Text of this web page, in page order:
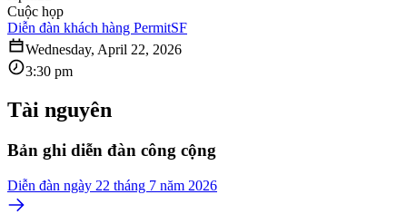
Cuộc họp
Diễn đàn khách hàng PermitSF
Wednesday, April 22, 2026
3:30 pm
Tài nguyên
Bản ghi diễn đàn công cộng
Diễn đàn ngày 22 tháng 7 năm 2026